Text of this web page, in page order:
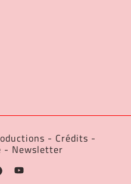
- Crédits -
- Newsletter